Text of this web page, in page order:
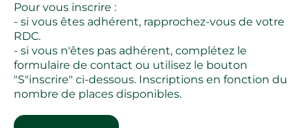
Pour vous inscrire :
- si vous êtes adhérent, rapprochez-vous de votre
RDC.
- si vous n'êtes pas adhérent, complétez le
formulaire de contact ou utilisez le bouton
"S"inscrire" ci-dessous. Inscriptions en fonction du
nombre de places disponibles.